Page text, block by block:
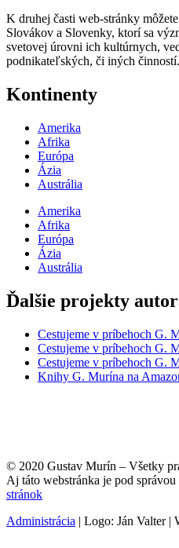
K druhej časti web-stránky
Slovákov a Slovenky, ktorí sa
svetovej úrovni ich kultúrnych,
podnikateľských, či iných činností.
Kontinenty
Amerika
Afrika
Európa
Ázia
Austrália
Amerika
Afrika
Európa
Ázia
Austrália
Ďalšie projekty
Cestujeme v príbehoch G.
Cestujeme v príbehoch G.
Cestujeme v príbehoch G.
Knihy G. Murína na
© 2020 Gustav Murín – Všetky
Aj táto webstránka je pod správou
stránok
Administrácia | Logo: Ján Valter |